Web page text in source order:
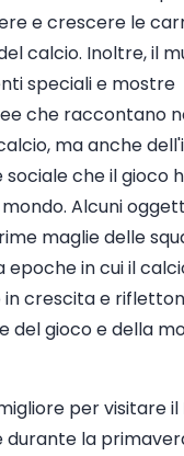
e crescere le
calcio. Inoltre, il
speciali e mostre
che raccontano
ma anche
che il gioco
Alcuni
maglie delle
epoche in cui il
in crescita e
del gioco e della
per visitare il
durante la